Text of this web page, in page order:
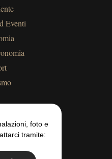
Eventi
foto e
tramite: